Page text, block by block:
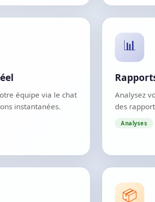
équipe via le chat
instantanées.
📊
Analysez
des
Analyses
📦